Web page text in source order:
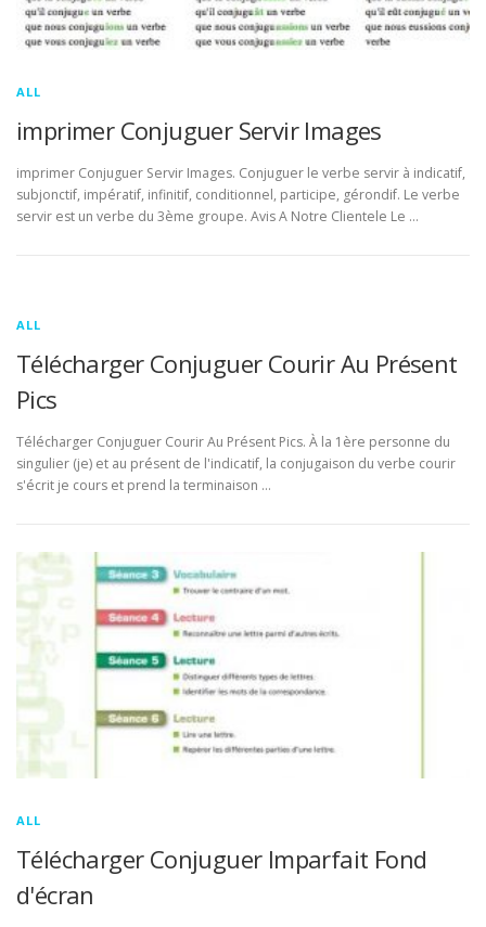
ALL
imprimer Conjuguer Servir Images
imprimer Conjuguer Servir Images. Conjuguer le verbe servir à indicatif,
subjonctif, impératif, infinitif, conditionnel, participe, gérondif. Le verbe
servir est un verbe du 3ème groupe. Avis A Notre Clientele Le …
ALL
Télécharger Conjuguer Courir Au Présent
Pics
Télécharger Conjuguer Courir Au Présent Pics. À la 1ère personne du
singulier (je) et au présent de l'indicatif, la conjugaison du verbe courir
s'écrit je cours et prend la terminaison …
ALL
Télécharger Conjuguer Imparfait Fond
d'écran